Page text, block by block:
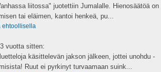
liitossa" juotettiin Jumalalle. Hienosäätöä on
tai eläimen, kantoi henkeä, pu...
ehtoollisella
3 vuotta sitten:
käsittelevän jakson jälkeen, jottei unohdu -
Ruut ei pyrkinyt turvaamaan suink...